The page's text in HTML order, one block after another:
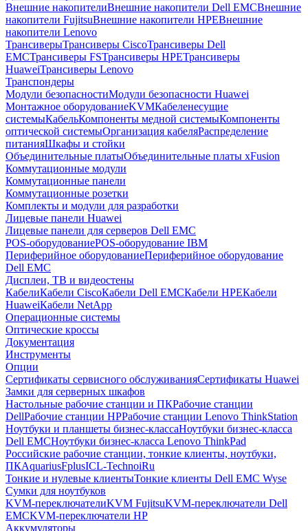
Внешние накопителиВнешние накопители Dell EMCВнешние
накопители FujitsuВнешние накопители HPEВнешние
накопители Lenovo
ТрансиверыТрансиверы CiscoТрансиверы Dell
EMCТрансиверы FSТрансиверы HPEТрансиверы
HuaweiТрансиверы Lenovo
Транспондеры
Модули безопасностиМодули безопасности Huawei
Монтажное оборудованиеKVMКабеленесущие
системыКабельКомпоненты медной системыКомпоненты
оптической системыОрганизация кабеляРаспределение
питанияШкафы и стойки
Объединительные платыОбъединительные платы xFusion
Коммутационные модули
Коммутационные панели
Коммутационные розетки
Комплекты и модули для разработки
Лицевые панели Huawei
Лицевые панели для серверов Dell EMC
POS-оборудованиеPOS-оборудование IBM
Периферийное оборудованиеПериферийное оборудование
Dell EMC
Дисплеи, ТВ и видеостены
КабелиКабели CiscoКабели Dell EMCКабели HPEКабели
HuaweiКабели NetApp
Операционные системы
Оптические кроссы
Документация
Инструменты
Опции
Сертификаты сервисного обслуживанияСертификаты Huawei
Замки для серверных шкафов
Настольные рабочие станции и ПКРабочие станции
DellРабочие станции HPРабочие станции Lenovo ThinkStation
Ноутбуки и планшеты бизнес-классаНоутбуки бизнес-класса
Dell EMCНоутбуки бизнес-класса Lenovo ThinkPad
Российские рабочие станции, тонкие клиенты, ноутбуки,
ПКAquariusFplusICL-TechnoiRu
Тонкие и нулевые клиентыТонкие клиенты Dell EMC Wyse
Сумки для ноутбуков
KVM-переключателиKVM FujitsuKVM-переключатели Dell
EMCKVM-переключатели HP
Аккумуляторы